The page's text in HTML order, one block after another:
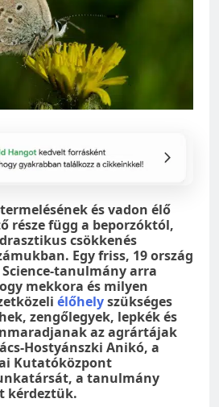
és vadon élő
része függ a beporzóktól,
csökkenés
Egy friss, 19 ország
tanulmány arra
mekkora és milyen
élőhelyszükséges
zengőlegyek, lepkék és
az agrártájak
Hostyánszki Anikó, a
Kutatóközpont
a tanulmány
kérdeztük.